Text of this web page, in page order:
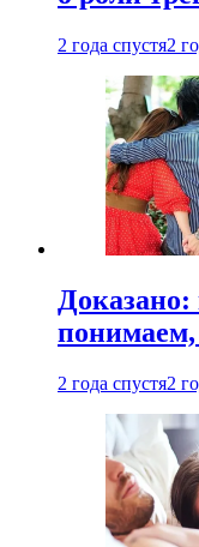
2 года спустя2
понимаем,
2 года спустя2